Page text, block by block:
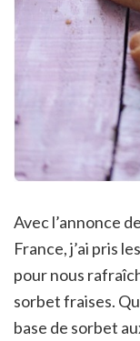
Avec l’annonce
France, j’ai pris
pour nous
sorbet fraises.
base de sorbet